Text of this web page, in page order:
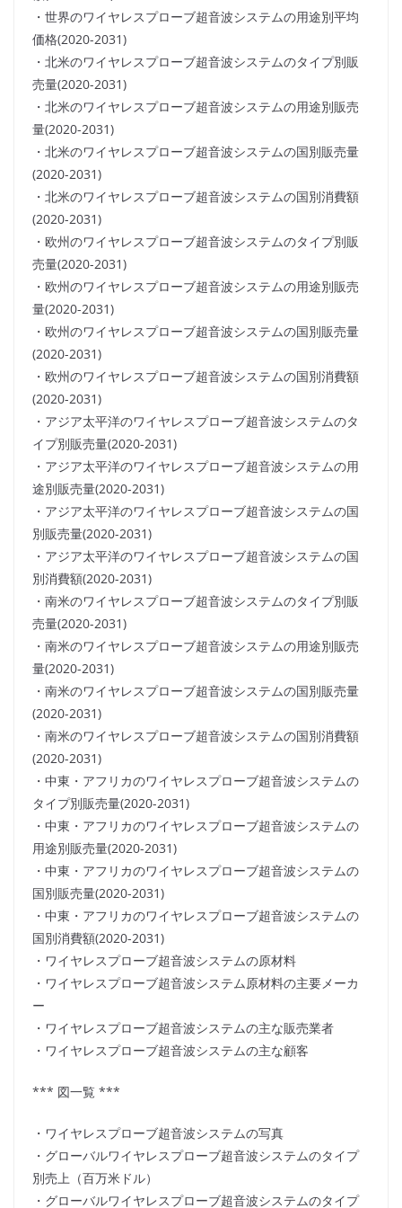
・世界のワイヤレスプローブ超音波システムの用途別平均
価格(2020-2031)
・北米のワイヤレスプローブ超音波システムのタイプ別販
売量(2020-2031)
・北米のワイヤレスプローブ超音波システムの用途別販売
量(2020-2031)
・北米のワイヤレスプローブ超音波システムの国別販売量
(2020-2031)
・北米のワイヤレスプローブ超音波システムの国別消費額
(2020-2031)
・欧州のワイヤレスプローブ超音波システムのタイプ別販
売量(2020-2031)
・欧州のワイヤレスプローブ超音波システムの用途別販売
量(2020-2031)
・欧州のワイヤレスプローブ超音波システムの国別販売量
(2020-2031)
・欧州のワイヤレスプローブ超音波システムの国別消費額
(2020-2031)
・アジア太平洋のワイヤレスプローブ超音波システムのタ
イプ別販売量(2020-2031)
・アジア太平洋のワイヤレスプローブ超音波システムの用
途別販売量(2020-2031)
・アジア太平洋のワイヤレスプローブ超音波システムの国
別販売量(2020-2031)
・アジア太平洋のワイヤレスプローブ超音波システムの国
別消費額(2020-2031)
・南米のワイヤレスプローブ超音波システムのタイプ別販
売量(2020-2031)
・南米のワイヤレスプローブ超音波システムの用途別販売
量(2020-2031)
・南米のワイヤレスプローブ超音波システムの国別販売量
(2020-2031)
・南米のワイヤレスプローブ超音波システムの国別消費額
(2020-2031)
・中東・アフリカのワイヤレスプローブ超音波システムの
タイプ別販売量(2020-2031)
・中東・アフリカのワイヤレスプローブ超音波システムの
用途別販売量(2020-2031)
・中東・アフリカのワイヤレスプローブ超音波システムの
国別販売量(2020-2031)
・中東・アフリカのワイヤレスプローブ超音波システムの
国別消費額(2020-2031)
・ワイヤレスプローブ超音波システムの原材料
・ワイヤレスプローブ超音波システム原材料の主要メーカ
ー
・ワイヤレスプローブ超音波システムの主な販売業者
・ワイヤレスプローブ超音波システムの主な顧客
*** 図一覧 ***
・ワイヤレスプローブ超音波システムの写真
・グローバルワイヤレスプローブ超音波システムのタイプ
別売上（百万米ドル）
・グローバルワイヤレスプローブ超音波システムのタイプ